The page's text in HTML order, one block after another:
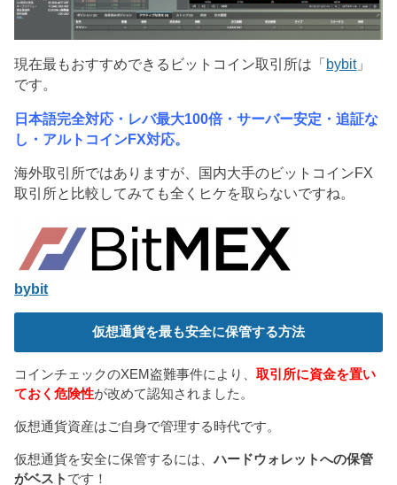
で
ま
)
(
新
し
い
ィ
ン
開
き
ま
す
現在最もおすすめできるビットコイン取引所は「 bybit」
です。
日本語完全対応・レバ最大100倍・サーバー安定・追証な
し・アルトコインFX対応。
海外取引所ではありますが、国内大手のビットコインFX
取引所と比較してみても全くヒケを取らないですね。
bybit
仮想通貨を最も安全に保管する方法
コインチェックのXEM盗難事件により、取引所に資金を置い
ておく危険性が改めて認知されました。
仮想通貨資産はご自身で管理する時代です。
仮想通貨を安全に保管するには、ハードウォレットへの保管
がベスト です！